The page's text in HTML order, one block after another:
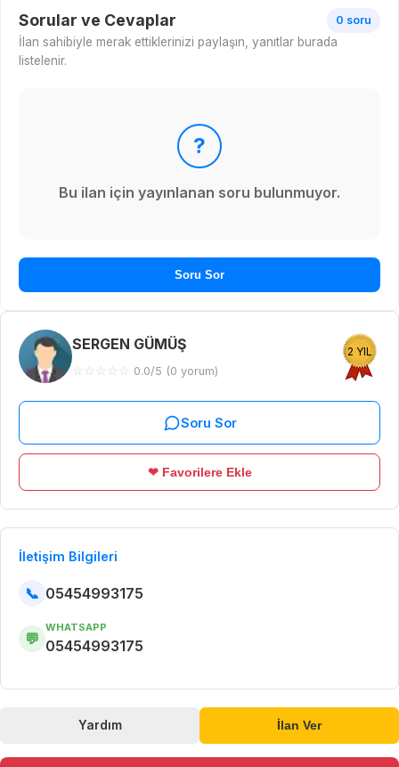
Sorular ve Cevaplar 0 soru
İlan sahibiyle merak ettiklerinizi paylaşın, yanıtlar burada
listelenir.
?
Bu ilan için yayınlanan soru bulunmuyor.
Soru Sor
SERGEN GÜMÜŞ
☆ ☆ ☆ ☆ ☆ 0.0/5 (0 yorum)
2 YIL
Soru Sor
❤ Favorilere Ekle
İletişim Bilgileri
📞 05454993175
💬
WHATSAPP
05454993175
Yardım İlan Ver